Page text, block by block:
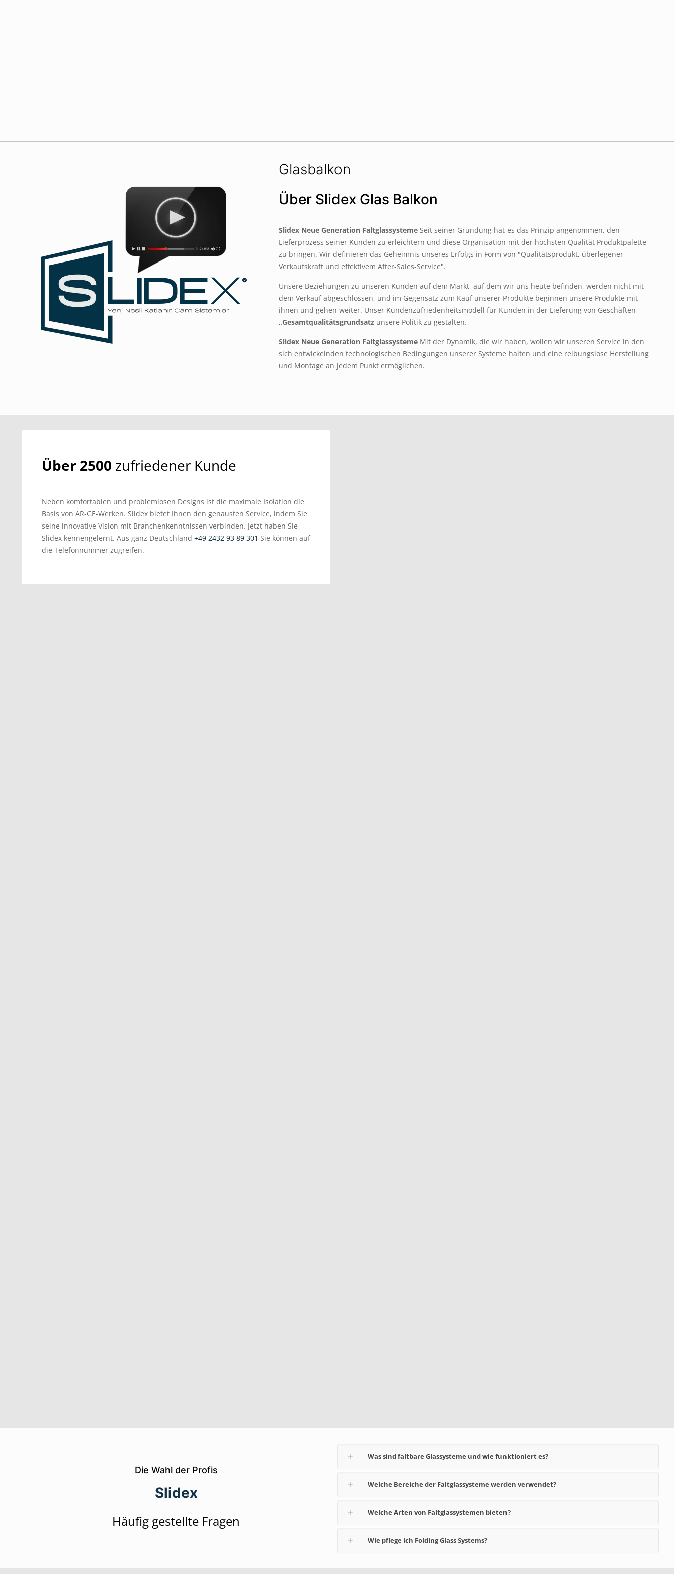
Glasbalkon
Über Slidex Glas Balkon
Slidex Neue Generation Faltglassysteme Seit seiner Gründung hat es das Prinzip angenommen, den
Lieferprozess seiner Kunden zu erleichtern und diese Organisation mit der höchsten Qualität Produktpalette
zu bringen. Wir definieren das Geheimnis unseres Erfolgs in Form von "Qualitätsprodukt, überlegener
Verkaufskraft und effektivem After-Sales-Service".
Unsere Beziehungen zu unseren Kunden auf dem Markt, auf dem wir uns heute befinden, werden nicht mit
dem Verkauf abgeschlossen, und im Gegensatz zum Kauf unserer Produkte beginnen unsere Produkte mit
ihnen und gehen weiter. Unser Kundenzufriedenheitsmodell für Kunden in der Lieferung von Geschäften
„Gesamtqualitätsgrundsatz unsere Politik zu gestalten.
Slidex Neue Generation Faltglassysteme Mit der Dynamik, die wir haben, wollen wir unseren Service in den
sich entwickelnden technologischen Bedingungen unserer Systeme halten und eine reibungslose Herstellung
und Montage an jedem Punkt ermöglichen.
Über 2500 zufriedener Kunde
Neben komfortablen und problemlosen Designs ist die maximale Isolation die
Basis von AR-GE-Werken. Slidex bietet Ihnen den genausten Service, indem Sie
seine innovative Vision mit Branchenkenntnissen verbinden. Jetzt haben Sie
Slidex kennengelernt. Aus ganz Deutschland +49 2432 93 89 301 Sie können auf
die Telefonnummer zugreifen.
Die Wahl der Profis
Slidex
Häufig gestellte Fragen
Was sind faltbare Glassysteme und wie funktioniert es?
Welche Bereiche der Faltglassysteme werden verwendet?
Welche Arten von Faltglassystemen bieten?
Wie pflege ich Folding Glass Systems?